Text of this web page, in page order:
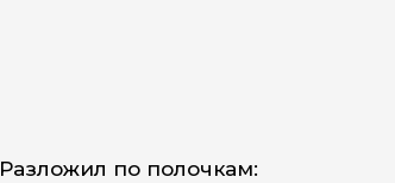
Разложил по полочкам: